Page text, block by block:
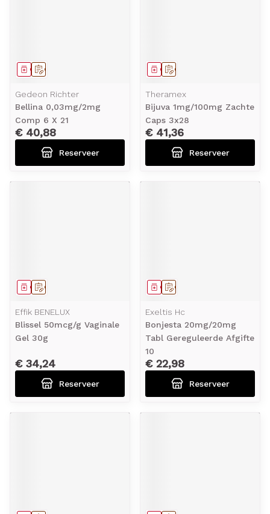
Op voorschrift
Geneesmiddel
Gedeon Richter
Bellina 0,03mg/2mg
Comp 6 X 21
€ 40,88
Reserveer
Op voorschrift
Geneesmiddel
Theramex
Bijuva 1mg/100mg Zachte
Caps 3x28
€ 41,36
Reserveer
Op voorschrift
Geneesmiddel
Effik BENELUX
Blissel 50mcg/g Vaginale
Gel 30g
€ 34,24
Reserveer
Op voorschrift
Geneesmiddel
Exeltis Hc
Bonjesta 20mg/20mg
Tabl Gereguleerde Afgifte
10
€ 22,98
Reserveer